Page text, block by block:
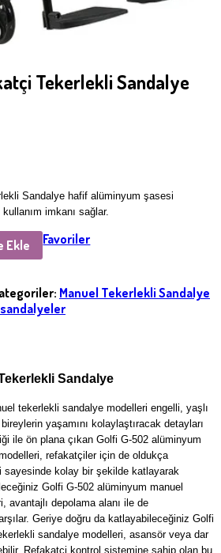
Tekerlekli Sandalye
Sandalye hafif alüminyum şasesi
imkanı sağlar.
Ekle Favoriler
Manuel Tekerlekli Sandalye
Sandalye
tekerlekli sandalye modelleri engelli, yaşlı
yaşamını kolaylaştıracak detayları
ile ön plana çıkan Golfi G-502 alüminyum
refakatçiler için de oldukça
sayesinde kolay bir şekilde katlayarak
Golfi G-502 alüminyum manuel
avantajlı depolama alanı ile de
Geriye doğru da katlayabileceğiniz Golfi
sandalye modelleri, asansör veya dar
Refakatçi kontrol sistemine sahip olan bu